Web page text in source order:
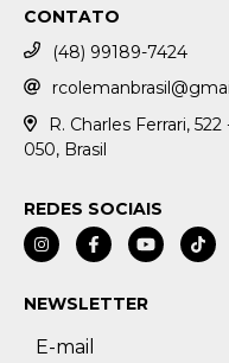
CONTATO
(48) 99189-7424
R. Charles Ferrari,
050, Brasil
REDES SOCIAIS
NEWSLETTER